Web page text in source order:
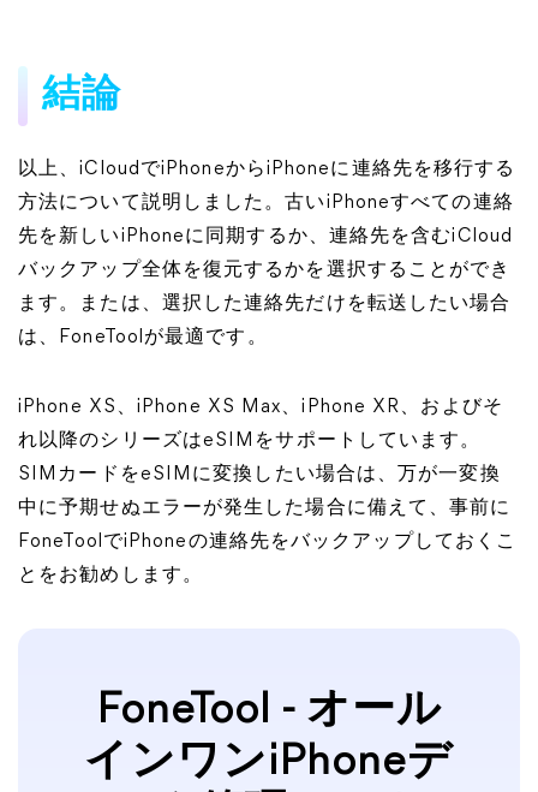
結論
以上、iCloudでiPhoneからiPhoneに連絡先を移行する
方法について説明しました。古いiPhoneすべての連絡
先を新しいiPhoneに同期するか、連絡先を含むiCloud
バックアップ全体を復元するかを選択することができ
ます。または、選択した連絡先だけを転送したい場合
は、FoneToolが最適です。
iPhone XS、iPhone XS Max、iPhone XR、およびそ
れ以降のシリーズはeSIMをサポートしています。
SIMカードをeSIMに変換したい場合は、万が一変換
中に予期せぬエラーが発生した場合に備えて、事前に
FoneToolでiPhoneの連絡先をバックアップしておくこ
とをお勧めします。
FoneTool - オール
インワンiPhoneデ